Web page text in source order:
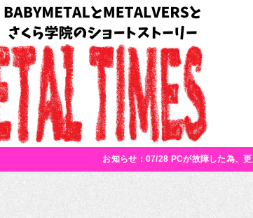
お知らせ：07/28 PCが故障した為、